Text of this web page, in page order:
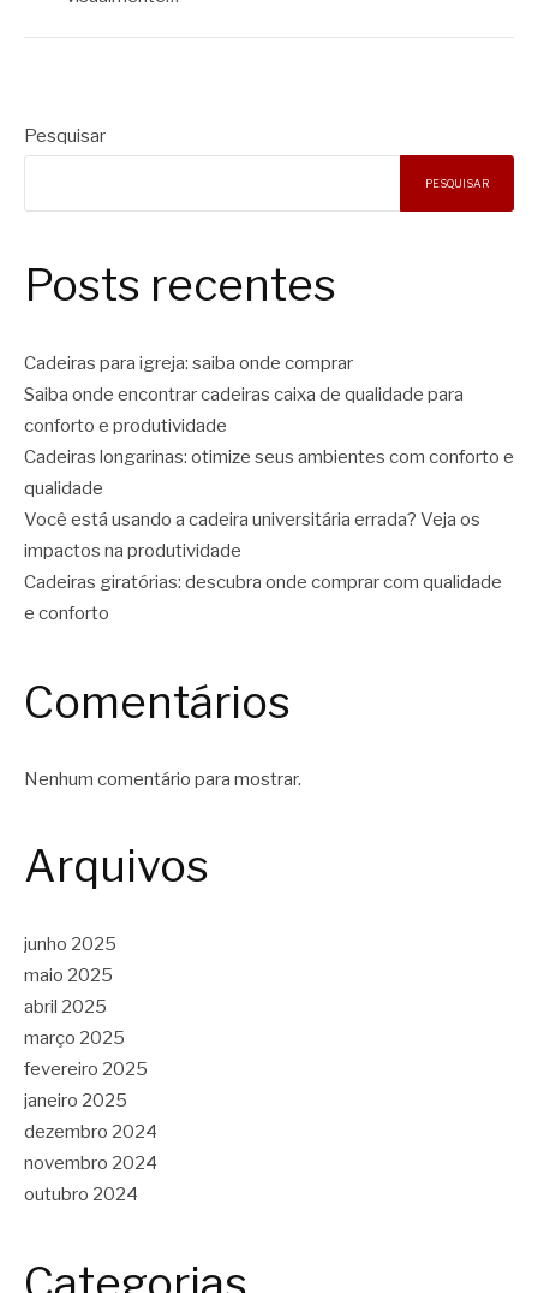
Pesquisar
PESQUISAR
Posts recentes
Cadeiras para igreja: saiba onde comprar
Saiba onde encontrar cadeiras caixa de qualidade para
conforto e produtividade
Cadeiras longarinas: otimize seus ambientes com conforto e
qualidade
Você está usando a cadeira universitária errada? Veja os
impactos na produtividade
Cadeiras giratórias: descubra onde comprar com qualidade
e conforto
Comentários
Nenhum comentário para mostrar.
Arquivos
junho 2025
maio 2025
abril 2025
março 2025
fevereiro 2025
janeiro 2025
dezembro 2024
novembro 2024
outubro 2024